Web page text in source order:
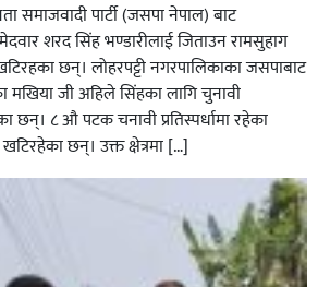
जी भेला सम्पन्न
समाजवादी पार्टी (जसपा नेपाल) बाट
शरद सिंह भण्डारीलाई जिताउन रामसुहाग
छन्। लोहरपट्टी नगरपालिकाका जसपाबाट
मखिया जी अहिले सिंहका लागि चुनावी
छन्। ८ औ पटक चनावी प्रतिस्पर्धामा रहेका
छन्। उक्त क्षेत्रमा […]